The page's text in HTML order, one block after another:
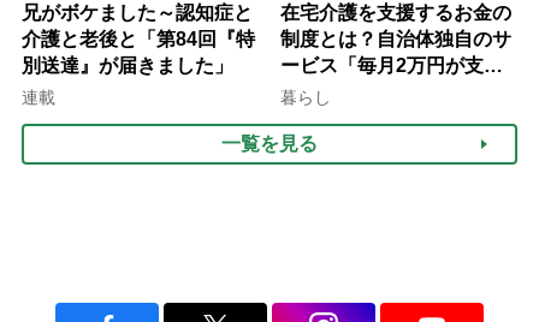
兄がボケました～認知症と
介護と老後と「第84回『特
別送達』が届きました」
連載
在宅介護を支援するお金の
制度とは？自治体独自のサ
ービス「毎月2万円が支給
される」ケースも【FP解
暮らし
一覧を見る